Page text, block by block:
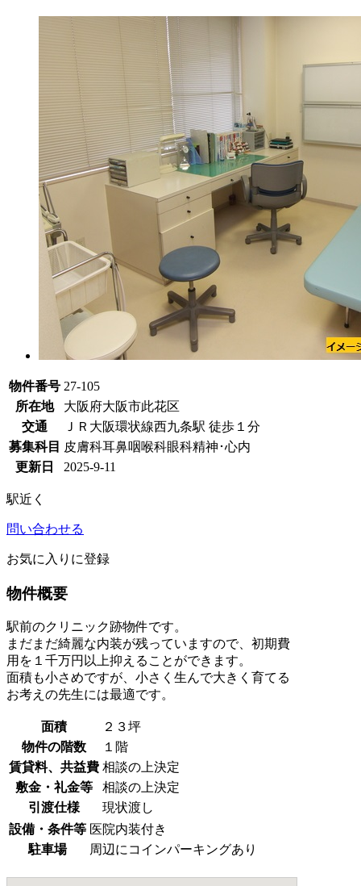
物件番号 27-105
所在地
大阪府大阪市此花区
交通
ＪＲ大阪環状線西九条駅 徒歩１分
募集科目 皮膚科耳鼻咽喉科眼科精神･心内
更新日
2025-9-11
駅近く
問い合わせる
お気に入りに登録
物件概要
駅前のクリニック跡物件です。
まだまだ綺麗な内装が残っていますので、初期費
用を１千万円以上抑えることができます。
面積も小さめですが、小さく生んで大きく育てる
お考えの先生には最適です。
面積
２３坪
物件の階数
１階
賃貸料、共益費 相談の上決定
敷金・礼金等
相談の上決定
引渡仕様
現状渡し
設備・条件等 医院内装付き
駐車場
周辺にコインパーキングあり